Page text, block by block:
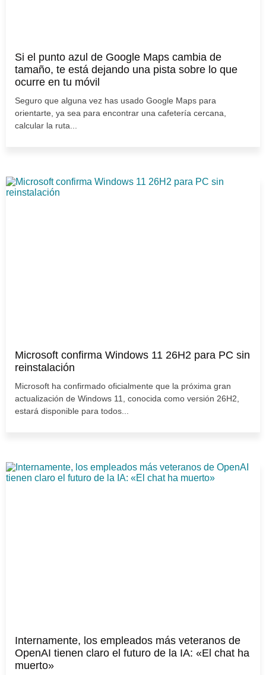
Si el punto azul de Google Maps cambia de
tamaño, te está dejando una pista sobre lo que
ocurre en tu móvil
Seguro que alguna vez has usado Google Maps para
orientarte, ya sea para encontrar una cafetería cercana,
calcular la ruta...
Microsoft confirma Windows 11 26H2 para PC sin
reinstalación
Microsoft ha confirmado oficialmente que la próxima gran
actualización de Windows 11, conocida como versión 26H2,
estará disponible para todos...
Internamente, los empleados más veteranos de
OpenAI tienen claro el futuro de la IA: «El chat ha
muerto»